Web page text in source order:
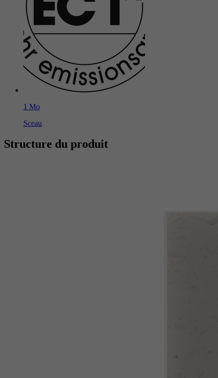
1 Mo
Sceau
Structure du produit